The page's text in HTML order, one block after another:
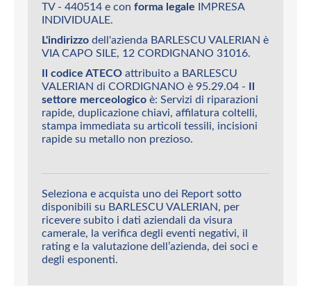
TV - 440514 e con forma legale IMPRESA
INDIVIDUALE.
L'indirizzo dell'azienda BARLESCU VALERIAN è
VIA CAPO SILE, 12 CORDIGNANO 31016.
Il codice ATECO attribuito a BARLESCU
VALERIAN di CORDIGNANO è 95.29.04 - Il
settore merceologico è: Servizi di riparazioni
rapide, duplicazione chiavi, affilatura coltelli,
stampa immediata su articoli tessili, incisioni
rapide su metallo non prezioso.
Seleziona e acquista uno dei Report sotto
disponibili su BARLESCU VALERIAN, per
ricevere subito i dati aziendali da visura
camerale, la verifica degli eventi negativi, il
rating e la valutazione dell’azienda, dei soci e
degli esponenti.